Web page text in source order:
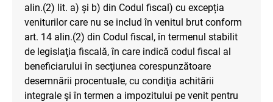
alin.(2) lit. a) și b) din Codul fiscal) cu excepția
veniturilor care nu se includ în venitul brut conform
art. 14 alin.(2) din Codul fiscal, în termenul stabilit
de legislaţia fiscală, în care indică codul fiscal al
beneficiarului în secţiunea corespunzătoare
desemnării procentuale, cu condiţia achitării
integrale şi în termen a impozitului pe venit pentru